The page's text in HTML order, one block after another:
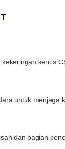
serius
untuk menjaga
dan bagian